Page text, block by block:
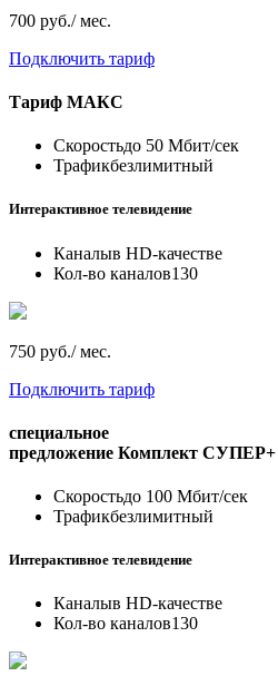
700 руб./ мес.
Подключить тариф
Тариф МАКС
Скоростьдо 50 Мбит/сек
Трафикбезлимитный
Интерактивное телевидение
Каналыв HD-качестве
Кол-во каналов130
750 руб./ мес.
Подключить тариф
специальное
предложение Комплект СУПЕР+
Скоростьдо 100 Мбит/сек
Трафикбезлимитный
Интерактивное телевидение
Каналыв HD-качестве
Кол-во каналов130